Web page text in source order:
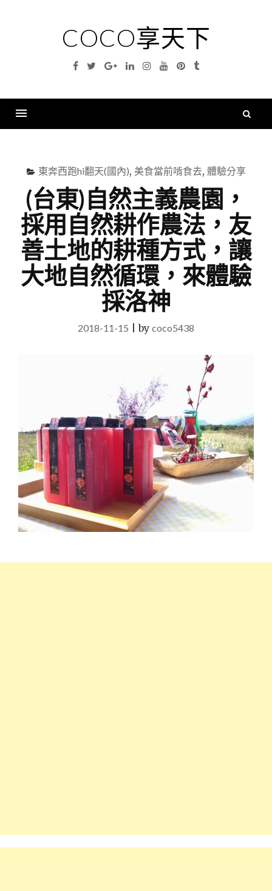
COCO享天下
Facebook
TwitterGoogleLinkedinInstagramYouTubePinterest
Tumblr
東奔西跑hi翻天(國內), 美食當前啃食去, 體驗分享
(台東)自然主義農園，
採用自然耕作農法，友
善土地的耕種方式，讓
大地自然循環，來體驗
採洛神
2018-11-15 |by coco5438